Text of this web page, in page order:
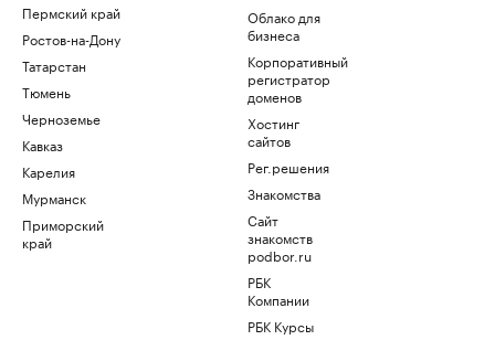
Пермский край
Ростов-на-Дону
Татарстан
Тюмень
Черноземье
Кавказ
Карелия
Мурманск
Приморский
край
Облако для
бизнеса
Корпоративный
регистратор
доменов
Хостинг
сайтов
Рег.решения
Знакомства
Сайт
знакомств
podbor.ru
РБК
Компании
РБК Курсы